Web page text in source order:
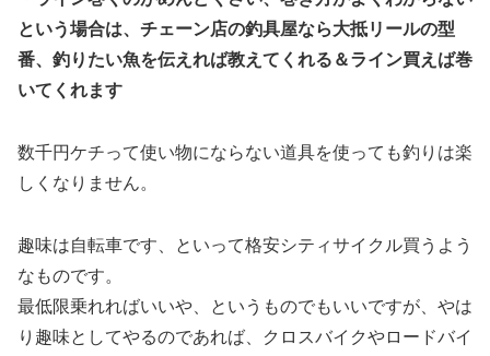
という場合は、チェーン店の釣具屋なら大抵リールの型
番、釣りたい魚を伝えれば教えてくれる＆ライン買えば巻
いてくれます
数千円ケチって使い物にならない道具を使っても釣りは楽
しくなりません。
趣味は自転車です、といって格安シティサイクル買うよう
なものです。
最低限乗れればいいや、というものでもいいですが、やは
り趣味としてやるのであれば、クロスバイクやロードバイ